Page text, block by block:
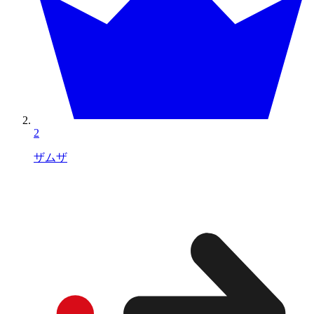
2
ザムザ